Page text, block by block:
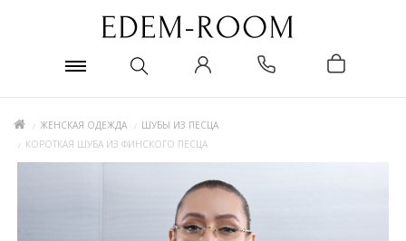
ЖЕНСКАЯ ОДЕЖДА
ШУБЫ ИЗ ПЕСЦА
КОРОТКАЯ ШУБА ИЗ ФИНСКОГО ПЕСЦА